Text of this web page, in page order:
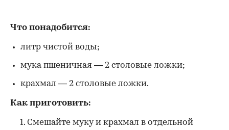
Что понадобится:
литр чистой воды;
мука пшеничная — 2 столовые ложки;
крахмал — 2 столовые ложки.
Как приготовить:
Смешайте муку и крахмал в отдельной